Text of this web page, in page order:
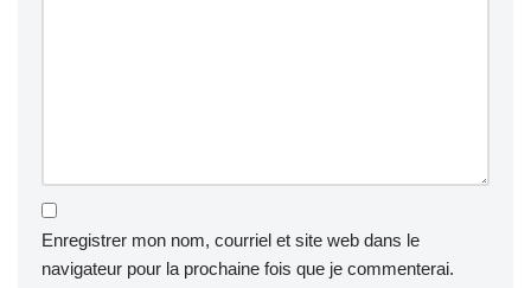
Enregistrer mon nom, courriel et site web dans le
navigateur pour la prochaine fois que je commenterai.